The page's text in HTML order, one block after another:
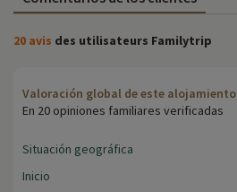
20 avis des utilisateurs Familytrip
Valoración global de este alojamiento
En 20 opiniones familiares verificadas
Situación geográfica
Inicio